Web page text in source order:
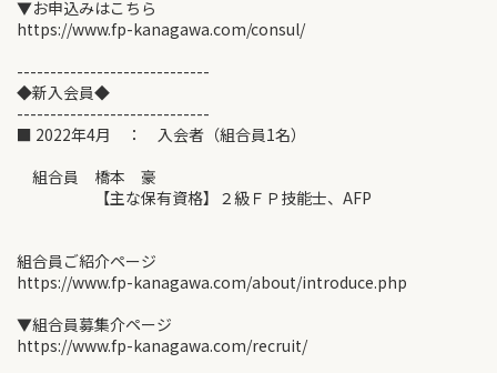
▼お申込みはこちら
https://www.fp-kanagawa.com/consul/
-----------------------------
◆新入会員◆
-----------------------------
■ 2022年4月 ： 入会者（組合員1名）
組合員 橋本 豪
【主な保有資格】２級ＦＰ技能士、AFP
組合員ご紹介ページ
https://www.fp-kanagawa.com/about/introduce.php
▼組合員募集介ページ
https://www.fp-kanagawa.com/recruit/